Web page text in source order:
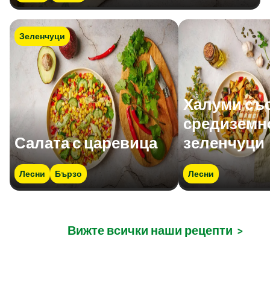
Зеленчуци
Салата с царевица
Лесни Бързо
Халуми
зеленчуци
Лесни
Вижте всички наши рецепти >